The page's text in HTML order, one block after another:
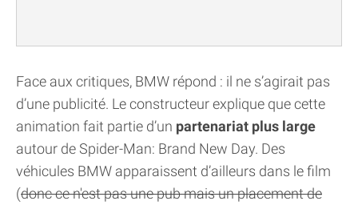
Face aux critiques, BMW répond : il ne s’agirait pas
d’une publicité. Le constructeur explique que cette
animation fait partie d’un partenariat plus large
autour de Spider-Man: Brand New Day. Des
véhicules BMW apparaissent d’ailleurs dans le film
(donc ce n'est pas une pub mais un placement de